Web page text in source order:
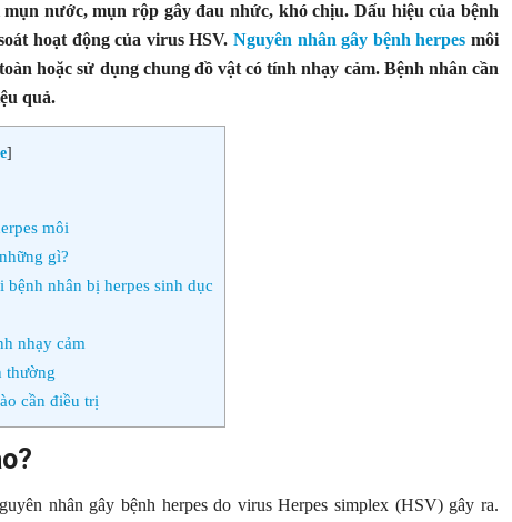
nước, mụn rộp gây đau nhức, khó chịu. Dấu hiệu của bệnh
hoạt động của virus HSV. Nguyên nhân gây bệnh herpes môi
hoặc sử dụng chung đồ vật có tính nhạy cảm. Bệnh nhân cần
quả.
]
môi
gì?
nhân bị herpes sinh dục
nhạy cảm
thường
cần điều trị
nhân gây bệnh herpes do virus Herpes simplex (HSV) gây ra.